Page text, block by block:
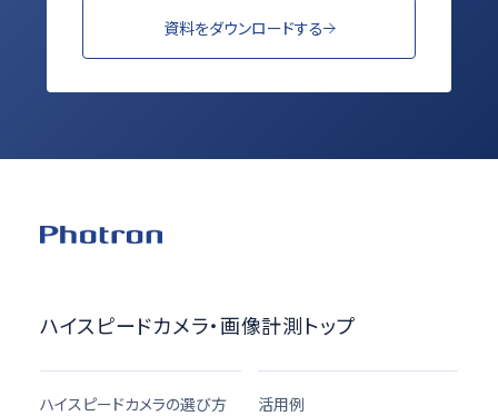
資料をダウンロードする
ハイスピードカメラ・画像計測トップ
ハイスピードカメラの選び方 活用例